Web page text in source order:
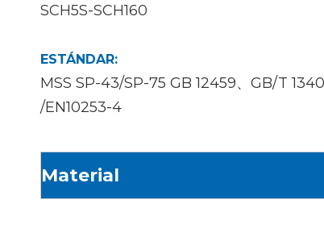
SCH5S-SCH160
ESTÁNDAR:
MSS SP-43/SP-75 GB 12459、GB/T
/EN10253-4
Material